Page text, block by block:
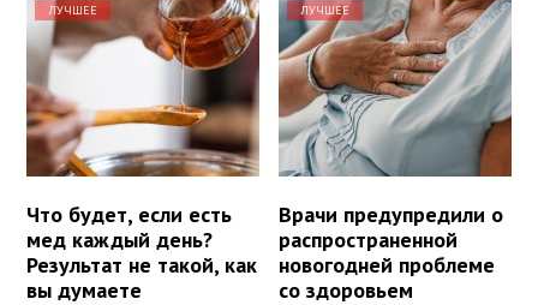
ЛУЧШЕЕ
Что будет, если есть
мед каждый день?
Результат не такой, как
вы думаете
ЛУЧШЕЕ
Врачи предупредили о
распространенной
новогодней проблеме
со здоровьем